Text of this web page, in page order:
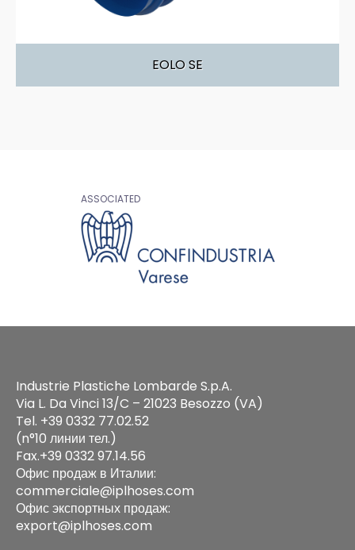
EOLO SE
ASSOCIATED
Industrie Plastiche Lombarde S.p.A.
Via L. Da Vinci 13/C – 21023 Besozzo (VA)
Tel. +39 0332 77.02.52
(n°10 линии тел.)
Fax.+39 0332 97.14.56
Офис продаж в Италии:
commerciale@iplhoses.com
Офис экспортных продаж:
export@iplhoses.com